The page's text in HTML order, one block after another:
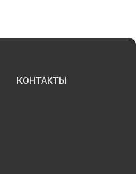
КОНТАКТЫ